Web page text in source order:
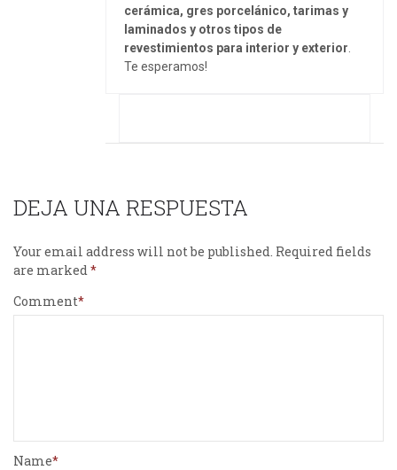
cerámica, gres porcelánico, tarimas y
laminados y otros tipos de
revestimientos para interior y exterior
Te esperamos!
DEJA UNA RESPUESTA
Your email address will not be published. Required fields
are marked
Comment
Name